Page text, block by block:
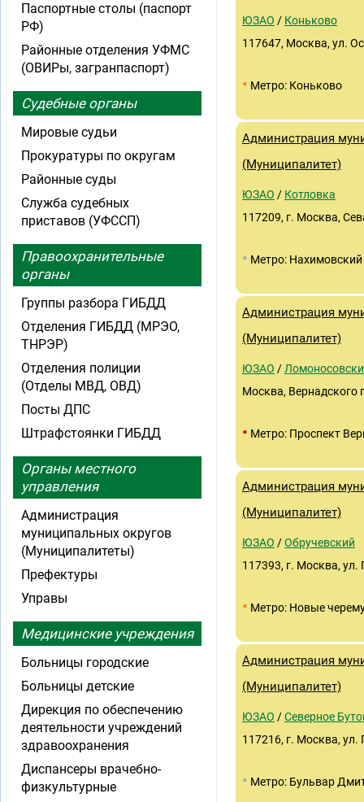
ЮЗАО / Коньково
117647, Москва, ул.
• Метро: Коньково
Администрация
(Муниципалитет)
ЮЗАО / Котловка
117209, г. Москва,
• Метро: Нахимовский
Администрация
(Муниципалитет)
ЮЗАО /
Москва, Вернадского
• Метро: Проспект
Администрация
(Муниципалитет)
ЮЗАО /Обручевский
117393, г. Москва, ул.
• Метро: Новые
Администрация
(Муниципалитет)
ЮЗАО /Северное
117216, г. Москва, ул.
• Метро: Бульвар
Паспортные столы (паспорт
РФ)
Районные отделения УФМС
(ОВИРы, загранпаспорт)
Судебные органы
Мировые судьи
Прокуратуры по округам
Районные суды
Служба судебных
приставов (УФССП)
Правоохранительные
органы
Группы разбора ГИБДД
Отделения ГИБДД (МРЭО,
ТНРЭР)
Отделения полиции
(Отделы МВД, ОВД)
Посты ДПС
Штрафстоянки ГИБДД
Органы местного
управления
Администрация
муниципальных округов
(Муниципалитеты)
Префектуры
Управы
Медицинские учреждения
Больницы городские
Больницы детские
Дирекция по обеспечению
деятельности учреждений
здравоохранения
Диспансеры врачебно-
физкультурные